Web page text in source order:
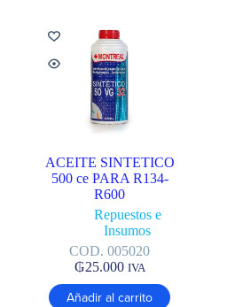
ACEITE SINTETICO
500 ce PARA R134-
R600
Repuestos e
Insumos
COD. 005020
₲25.000 IVA
Añadir al carrito